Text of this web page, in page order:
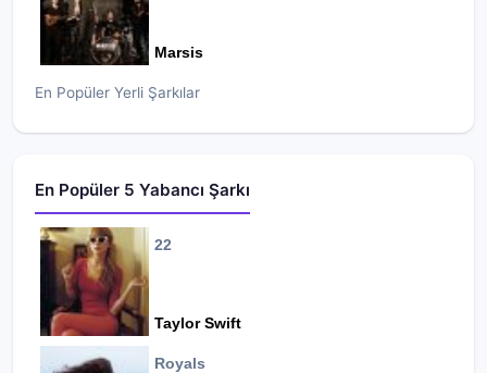
Marsis
En Popüler Yerli Şarkılar
En Popüler 5 Yabancı Şarkı
22
Taylor Swift
Royals